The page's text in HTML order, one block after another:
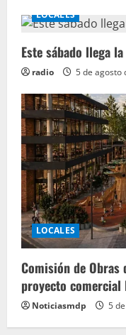
LOCALES
Este sábado llega
radio 5 de agosto
LOCALES
Comisión de
proyecto comercial
Noticiasmdp 5